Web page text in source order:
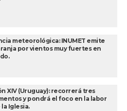
meteorológica: INUMET emite
por vientos muy fuertes en
XIV (Uruguay): recorrerá tres
y pondrá el foco en la labor
Iglesia.